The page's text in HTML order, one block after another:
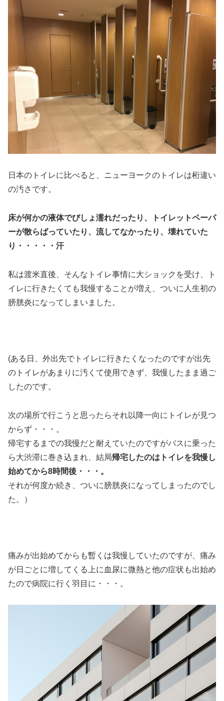
日本のトイレに比べると、ニューヨークのトイレは桁違い
の汚さです。
床が何かの液体でびしょ濡れだったり、トイレットペーパ
ーが散らばっていたり、流してなかったり、壊れていた
り・・・・・汗
私は渡米直後、そんなトイレ事情に大ショックを受け、ト
イレに行きたくても我慢することが増え、ついに人生初の
膀胱炎になってしまいました。
(ある日、外出先でトイレに行きたくなったのですが出先
のトイレがあまりに汚くて使用できず、我慢したまま過ご
したのです。
次の場所で行こうと思ったらそれ以降一向にトイレが見つ
からず・・・。
帰宅するまでの我慢だと耐えていたのですがバスに乗った
ら大渋滞に巻き込まれ、結局帰宅したのはトイレを我慢し
始めてから8時間後・・・。
それが何度か続き、ついに膀胱炎になってしまったのでし
た。）
痛みが出始めてからも暫くは我慢していたのですが、 痛み
が日ごとに増してくる上に血尿に微熱と他の症状も出始め
たので病院に行く羽目に・・・。